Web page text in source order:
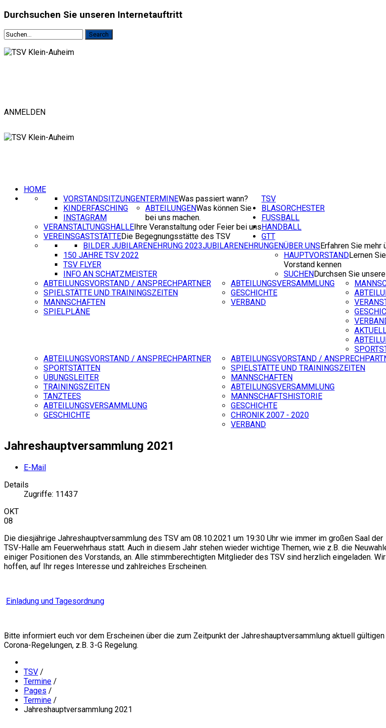
Durchsuchen Sie unseren Internetauftritt
ANMELDEN
HOME
TSV
TERMINEWas passiert wann?
VORSTANDSITZUNGEN
KINDERFASCHING
INSTAGRAM
ABTEILUNGENWas können Sie
bei uns machen.
VERANSTALTUNGSHALLE Ihre Veranstaltung oder Feier bei uns
VEREINSGASTSTÄTTEDie Begegnungsstätte des TSV
ÜBER UNS Erfahren Sie mehr
JUBILARENEHRUNGEN
BILDER JUBILARENEHRUNG 2023
150 JAHRE TSV 2022
TSV FLYER
INFO AN SCHATZMEISTER
HAUPTVORSTANDLernen
Vorstand kennen
SUCHEN Durchsen Sie
BLASORCHESTER
FUSSBALL
ABTEILUNGSVORSTAND / ANSPRECHPARTNER
SPIELSTÄTTE UND TRAININGSZEITEN
MANNSCHAFTEN
SPIELPLÄNE
ABTEILUNGSVERSAMMLUNG
GESCHICHTE
VERBAND
HANDBALL
GTT
ABTEILUNGSVORSTAND / ANSPRECHPARTNER
SPORTSTÄTTEN
ÜBUNGSLEITER
TRAININGSZEITEN
TANZTEES
ABTEILUNGSVERSAMMLUNG
GESCHICHTE
ABTEILUNGSVORSTAND /
SPIELSTÄTTE UND TRAININGSZEITEN
MANNSCHAFTEN
ABTEILUNGSVERSAMMLUNG
MANNSCHAFTSHISTORIE
GESCHICHTE
CHRONIK 2007 - 2020
VERBAND
Jahreshauptversammlung 2021
E-Mail
Details
Zugriffe: 11437
OKT
08
Die diesjährige Jahreshauptversammlung des TSV am 08.10.2021 um 19:30 Uhr wie immer im großen Saal der
TSV-Halle am Feuerwehrhaus statt. Auch in diesem Jahr stehen wieder wichtige Themen, wie z.B. die
einiger Positionen des Vorstands, an. Alle stimmberechtigten Mitglieder des TSV sind herzlich eingeladen. Wir
hoffen, auf Ihr reges Interesse und zahlreiches Erscheinen.
Einladung und Tagesordnung
Bitte informiert euch vor dem Erscheinen über die zum Zeitpunkt der Jahreshauptversammlung aktuell gültigen
Corona-Regelungen, z.B. 3-G Regelung.
TSV /
Termine /
Pages /
Termine /
Jahreshauptversammlung 2021